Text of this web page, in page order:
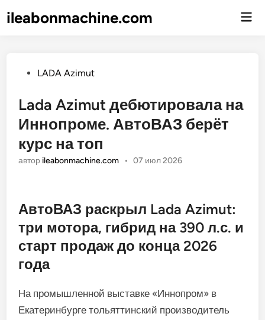
ileabonmachine.com
Опубликовано
LADA Azimut
Lada Azimut дебютировала на
Иннопроме. АвтоВАЗ берёт
курс на топ
автор ileabonmachine.com • 07 июл 2026
АвтоВАЗ раскрыл Lada Azimut:
три мотора, гибрид на 390 л.с. и
старт продаж до конца 2026
года
На промышленной выставке «Иннопром» в
Екатеринбурге тольяттинский производитель